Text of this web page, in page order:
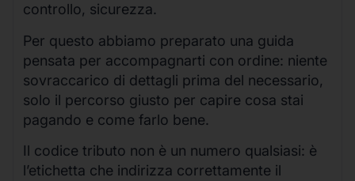
controllo, sicurezza.
Per questo abbiamo preparato una guida
pensata per accompagnarti con ordine: niente
sovraccarico di dettagli prima del necessario,
solo il percorso giusto per capire cosa stai
pagando e come farlo bene.
Il codice tributo non è un numero qualsiasi: è
l’etichetta che indirizza correttamente il